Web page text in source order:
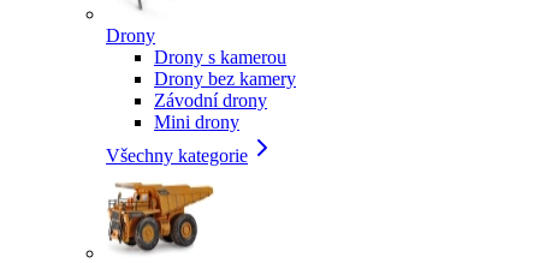
Drony
Drony s kamerou
Drony bez kamery
Závodní drony
Mini drony
Všechny kategorie